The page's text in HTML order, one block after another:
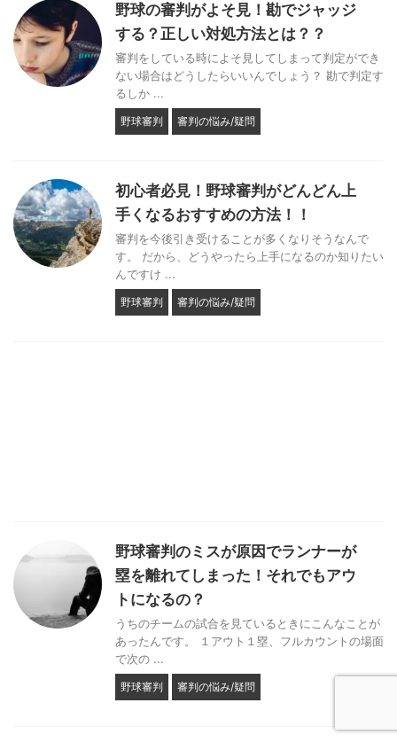
野球の審判がよそ見！勘でジャッジ
する？正しい対処方法とは？？
審判をしている時によそ見してしまって判定ができ
ない場合はどうしたらいいんでしょう？ 勘で判定す
るしか ...
野球審判 審判の悩み/疑問
初心者必見！野球審判がどんどん上
手くなるおすすめの方法！！
審判を今後引き受けることが多くなりそうなんで
す。 だから、どうやったら上手になるのか知りたい
んですけ ...
野球審判 審判の悩み/疑問
野球審判のミスが原因でランナーが
塁を離れてしまった！それでもアウ
トになるの？
うちのチームの試合を見ているときにこんなことが
あったんです。 １アウト１塁、フルカウントの場面
で次の ...
野球審判 審判の悩み/疑問